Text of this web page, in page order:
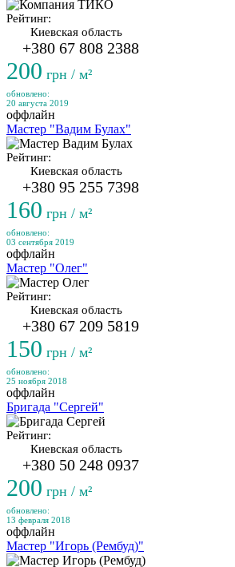
Рейтинг:
Киевская область
+380 67 808 2388
200 грн / м²
обновлено:
20 августа 2019
оффлайн
Мастер "Вадим Булах"
Рейтинг:
Киевская область
+380 95 255 7398
160 грн / м²
обновлено:
03 сентября 2019
оффлайн
Мастер "Олег"
Рейтинг:
Киевская область
+380 67 209 5819
150 грн / м²
обновлено:
25 ноября 2018
оффлайн
Бригада "Сергей"
Рейтинг:
Киевская область
+380 50 248 0937
200 грн / м²
обновлено:
13 февраля 2018
оффлайн
Мастер "Игорь (Рембуд)"